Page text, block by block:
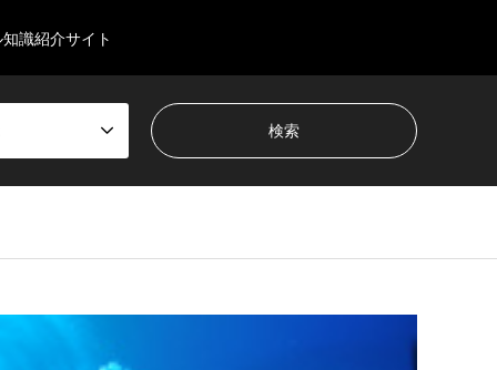
識紹介サイト